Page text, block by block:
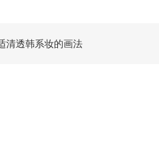
清透韩系妆的画法